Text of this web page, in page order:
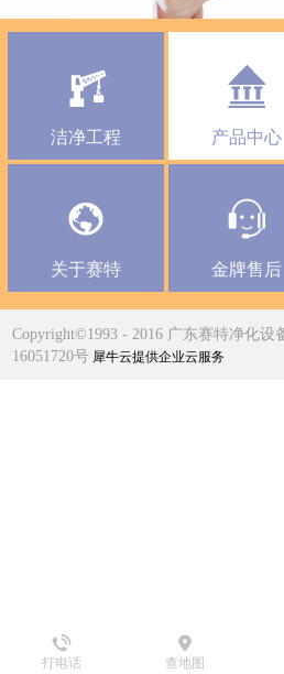
洁净工程 产品中心
关于赛特 金牌售后
Copyright©1993 - 2016 广东赛特净化设
16051720号 犀牛云提供企业云服务
打电话 查地图